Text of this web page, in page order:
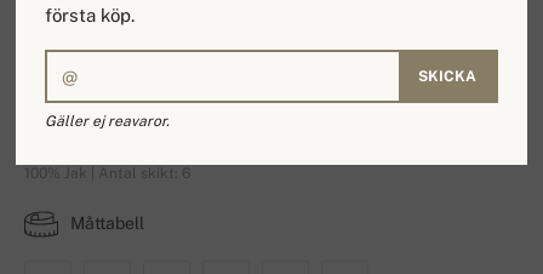
Wayne
100% Jak | Antal skikt: 6
Måttabell
första köp.
SKICKA
Gäller ej reavaror.